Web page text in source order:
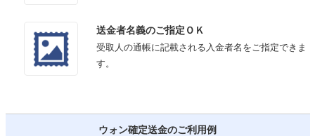
送金者名義のご指定ＯＫ
受取人の通帳に記載される入金者名をご指定できま
す。
ウォン確定送金のご利用例